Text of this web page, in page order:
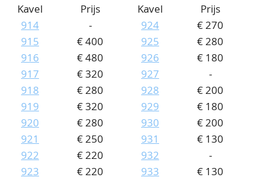
Kavel
Prijs
914
-
915
€ 400
916
€ 480
917
€ 320
918
€ 280
919
€ 320
920
€ 280
921
€ 250
922
€ 220
923
€ 220
Kavel
Prijs
924
€ 270
925
€ 280
926
€ 180
927
-
928
€ 200
929
€ 180
930
€ 200
931
€ 130
932
-
933
€ 130